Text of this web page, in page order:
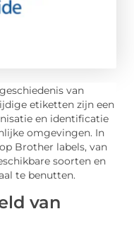
van
etiketten zijn een
en identificatie
omgevingen. In
Brother labels, van
soorten en
te benutten.
van